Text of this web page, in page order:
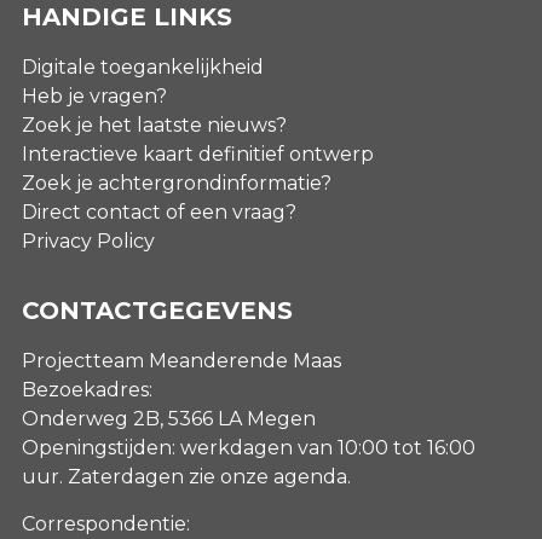
HANDIGE LINKS
Digitale toegankelijkheid
Heb je vragen?
Zoek je het laatste nieuws?
Interactieve kaart definitief ontwerp
Zoek je achtergrondinformatie?
Direct contact of een vraag?
Privacy Policy
CONTACTGEGEVENS
Projectteam Meanderende Maas
Bezoekadres:
Onderweg 2B, 5366 LA Megen
Openingstijden: werkdagen van 10:00 tot 16:00
uur. Zaterdagen zie onze agenda.
Correspondentie: